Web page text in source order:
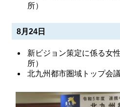
所）
8月24日
新ビジョン策定に係る女
所）
北九州都市圏域トップ会